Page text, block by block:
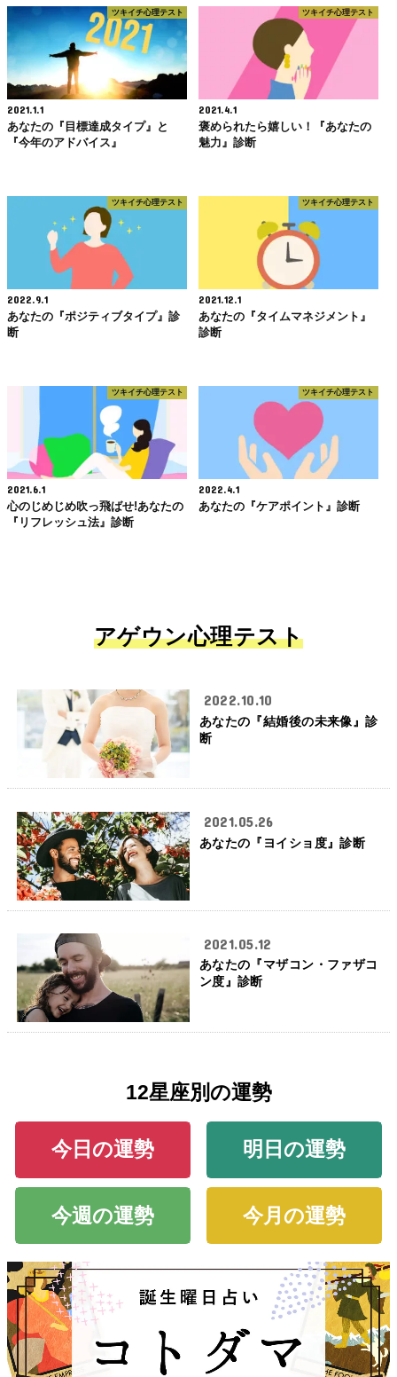
ツキイチ心理テスト
2021.1.1
あなたの『目標達成タイプ』と
『今年のアドバイス』
ツキイチ心理テスト
2021.4.1
褒められたら嬉しい！『あなたの
魅力』診断
ツキイチ心理テスト
2022.9.1
あなたの『ポジティブタイプ』診
断
ツキイチ心理テスト
2021.12.1
あなたの『タイムマネジメント』
診断
ツキイチ心理テスト
2021.6.1
心のじめじめ吹っ飛ばせ!あなたの
『リフレッシュ法』診断
ツキイチ心理テスト
2022.4.1
あなたの『ケアポイント』診断
アゲウン心理テスト
2022.10.10
あなたの『結婚後の未来像』診
断
2021.05.26
あなたの『ヨイショ度』診断
2021.05.12
あなたの『マザコン・ファザコ
ン度』診断
12星座別の運勢
今日の運勢 明日の運勢
今週の運勢 今月の運勢